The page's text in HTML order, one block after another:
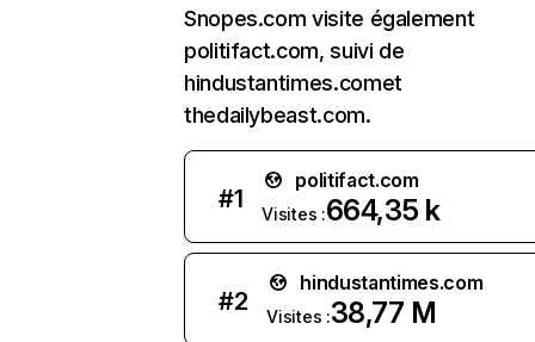
Snopes.com visite également
politifact.com, suivi de
hindustantimes.comet
thedailybeast.com.
#1
politifact.com
Visites :664,35 k
#2
hindustantimes.com
Visites :38,77 M